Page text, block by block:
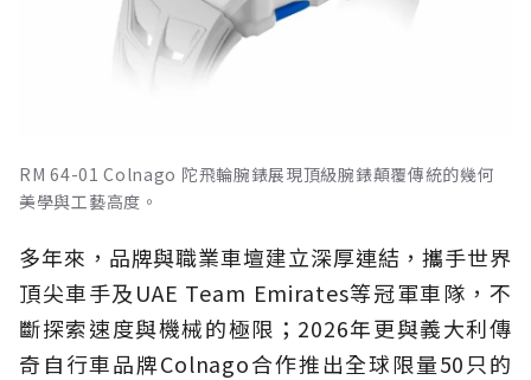
RM 64-01 Colnago 陀飛輪腕錶展現頂級腕錶顛覆傳統的幾何
美學與工藝高度。
多年來，品牌與職業車壇建立深厚連結，攜手世界
頂尖車手及UAE Team Emirates等冠軍車隊，不
斷探索速度與機械的極限；2026年更與義大利傳
奇自行車品牌Colnago合作推出全球限量50只的